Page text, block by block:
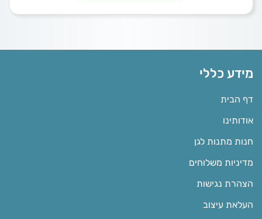
מידע כללי
דף הבית
אודותינו
חנות מתנות לגן
מדיניות משלוחים
הצהרת נגישות
העלאת עיצוב